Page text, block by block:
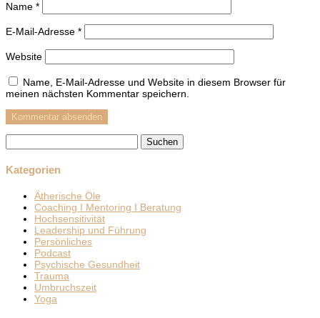
Name *
E-Mail-Adresse *
Website
Name, E-Mail-Adresse und Website in diesem Browser für
meinen nächsten Kommentar speichern.
nach:
Kategorien
Ätherische Öle
Coaching I Mentoring I Beratung
Hochsensitivität
Leadership und Führung
Persönliches
Podcast
Psychische Gesundheit
Trauma
Umbruchszeit
Yoga